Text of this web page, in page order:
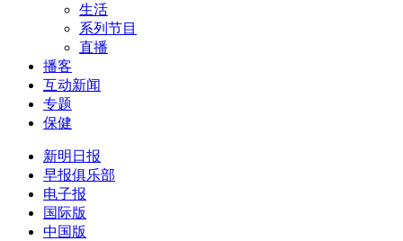
生活
系列节目
直播
播客
互动新闻
专题
保健
新明日报
早报俱乐部
电子报
国际版
中国版